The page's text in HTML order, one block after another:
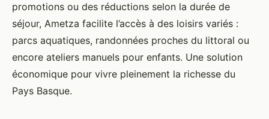
promotions ou des réductions selon la durée de
séjour, Ametza facilite l’accès à des loisirs variés :
parcs aquatiques, randonnées proches du littoral ou
encore ateliers manuels pour enfants. Une solution
économique pour vivre pleinement la richesse du
Pays Basque.